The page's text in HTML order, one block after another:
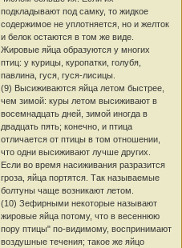
подкладывают под самку, то жидкое
содержимое не уплотняется, но и желток
и белок остаются в том же виде.
Жировые яйца образуются у многих
птиц: у курицы, куропатки, голубя,
павлина, гуся, гуся-лисицы.
(9) Высиживаются яйца летом быстрее,
чем зимой: куры летом высиживают в
восемнадцать дней, зимой иногда в
двадцать пять; конечно, и птица
отличается от птицы в том отношении,
что одни высиживают лучше других.
Если во время насиживания разразится
гроза, яйца портятся. Так называемые
болтуны чаще возникают летом.
(10) Зефирными некоторые называют
жировые яйца потому, что в весеннюю
пору птицы" по-видимому, воспринимают
воздушные течения; такое же яйцо